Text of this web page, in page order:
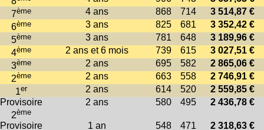
7ème 4 ans 868 714
3 514,87 €
6ème 3 ans 825 681
3 352,42 €
5ème 3 ans 781 648
3 189,96 €
4ème 2 ans et 6 mois 739 615
3 027,51 €
3ème 2 ans 695 582
2 865,06 €
2ème 2 ans 663 558
2 746,91 €
1er 2 ans 614 520
2 559,85 €
Provisoire
2ème
2 ans 580 495 2 436,78 €
Provisoire
1 an 548 471 2 318,63 €